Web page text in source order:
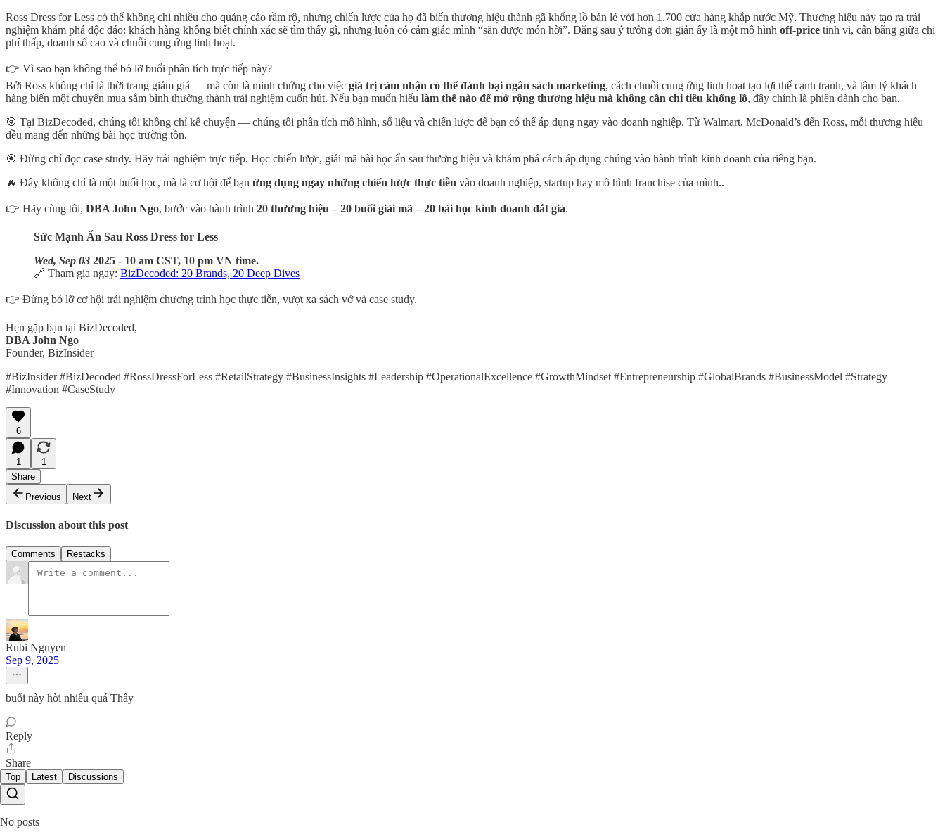
Ross Dress for Less có thể không chi nhiều cho quảng cáo rầm rộ, nhưng chiến lược của họ đã biến thương hiệu thành gã khổng lồ bán lẻ với hơn 1.700 cửa hàng khắp nước Mỹ. Thương hiệu này tạo ra trải
nghiệm khám phá độc đáo: khách hàng không biết chính xác sẽ tìm thấy gì, nhưng luôn có cảm giác mình “săn được món hời”. Đằng sau ý tưởng đơn giản ấy là một mô hình off-price tinh vi, cân bằng giữa chi
phí thấp, doanh số cao và chuỗi cung ứng linh hoạt.
👉 Vì sao bạn không thể bỏ lỡ buổi phân tích trực tiếp này?
Bởi Ross không chỉ là thời trang giảm giá — mà còn là minh chứng cho việc giá trị cảm nhận có thể đánh bại ngân sách marketing, cách chuỗi cung ứng linh hoạt tạo lợi thế cạnh tranh, và tâm lý khách
hàng biến một chuyến mua sắm bình thường thành trải nghiệm cuốn hút. Nếu bạn muốn hiểu làm thế nào để mở rộng thương hiệu mà không cần chi tiêu khổng lồ, đây chính là phiên dành cho bạn.
🎯 Tại BizDecoded, chúng tôi không chỉ kể chuyện — chúng tôi phân tích mô hình, số liệu và chiến lược để bạn có thể áp dụng ngay vào doanh nghiệp. Từ Walmart, McDonald’s đến Ross, mỗi thương hiệu
đều mang đến những bài học trường tồn.
🎯 Đừng chỉ đọc case study. Hãy trải nghiệm trực tiếp. Học chiến lược, giải mã bài học ẩn sau thương hiệu và khám phá cách áp dụng chúng vào hành trình kinh doanh của riêng bạn.
🔥 Đây không chỉ là một buổi học, mà là cơ hội để bạn ứng dụng ngay những chiến lược thực tiễn vào doanh nghiệp, startup hay mô hình franchise của mình..
👉 Hãy cùng tôi, DBA John Ngo, bước vào hành trình 20 thương hiệu – 20 buổi giải mã – 20 bài học kinh doanh đắt giá.
Sức Mạnh Ẩn Sau Ross Dress for Less
Wed, Sep 03 2025 - 10 am CST, 10 pm VN time.
🔗 Tham gia ngay: BizDecoded: 20 Brands, 20 Deep Dives
👉 Đừng bỏ lỡ cơ hội trải nghiệm chương trình học thực tiễn, vượt xa sách vở và case study.
Hẹn gặp bạn tại BizDecoded,
DBA John Ngo
Founder, BizInsider
#BizInsider #BizDecoded #RossDressForLess #RetailStrategy #BusinessInsights #Leadership #OperationalExcellence #GrowthMindset #Entrepreneurship #GlobalBrands #BusinessModel #Strategy
#Innovation #CaseStudy
6
1
1
Share
Previous
Next
Discussion about this post
Comments Restacks
Rubi Nguyen
Sep 9, 2025
buổi này hời nhiều quá Thầy
Reply
Share
Top Latest Discussions
No posts